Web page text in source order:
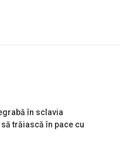
în sclavia
trăiască în pace cu